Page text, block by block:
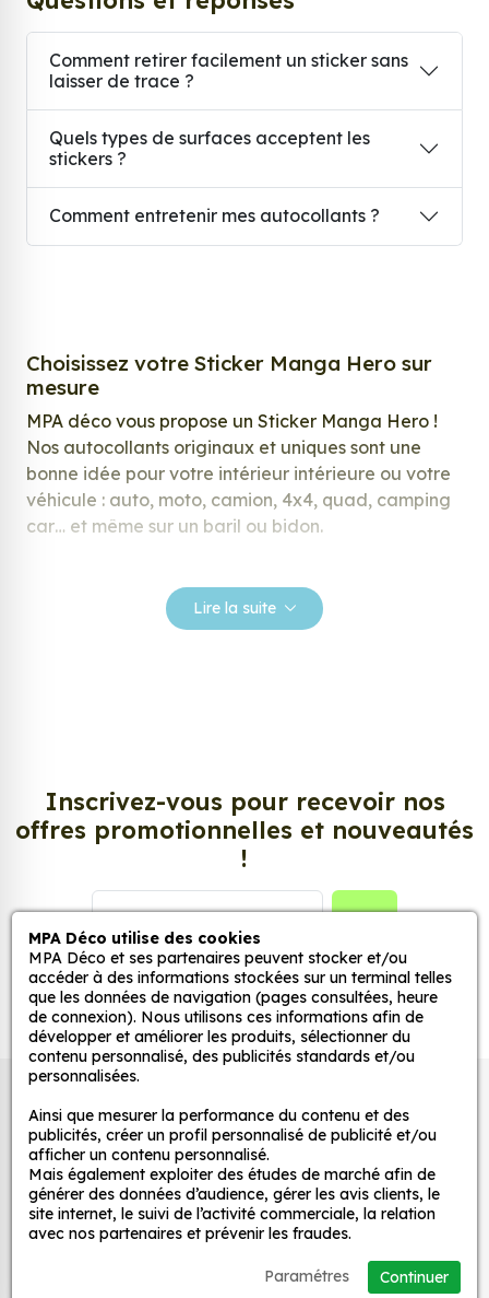
Comment retirer facilement un sticker sans
laisser de trace ?
Quels types de surfaces acceptent les
stickers ?
Comment entretenir mes autocollants ?
Choisissez votre Sticker Manga Hero sur
mesure
MPA déco vous propose un Sticker Manga Hero !
Nos autocollants originaux et uniques sont une
bonne idée pour votre intérieur intérieure ou votre
véhicule : auto, moto, camion, 4x4, quad, camping
car… et même sur un baril ou bidon.
répondre à vos attentes, laissez vous inspirer parmi
notre large gamme de stickers.
décorer votre intérieur ou votre véhicule.
Personnalisez la surface de votre choix avec nos
stickers muraux et stickers véhicule. Une solution
simple et rapide qui transforme toutes surfaces
lisses, propres et non poreuses.
Grâce à notre sélection de stickers et autocollants,
adaptez la décoration d’une pièce, d’une voiture,
d’un meuble, d’une porte et de toute autre surface,
et ce, à moindre coût et sans effort.
Quels sont les avantages de nos stickers
décoration ?
Une grande variété de motifs et de couleurs :
nos Sticker Manga Hero sont disponibles dans
une large gamme de motifs et de couleurs, ce
Lire la suite
Inscrivez-vous pour recevoir nos
offres promotionnelles et nouveautés
!
décoratifs
MPA Déco
MPA Déco utilise des cookies
MPA Déco et ses partenaires peuvent stocker et/ou
accéder à des informations stockées sur un terminal telles
que les données de navigation (pages consultées, heure
de connexion). Nous utilisons ces informations afin de
développer et améliorer les produits, sélectionner du
contenu personnalisé, des publicités standards et/ou
personnalisées.
Ainsi que mesurer la performance du contenu et des
publicités, créer un profil personnalisé de publicité et/ou
afficher un contenu personnalisé.
Mais également exploiter des études de marché afin de
générer des données d’audience, gérer les avis clients, le
site internet, le suivi de l’activité commerciale, la relation
avec nos partenaires et prévenir les fraudes.
Continuer
Paramétres